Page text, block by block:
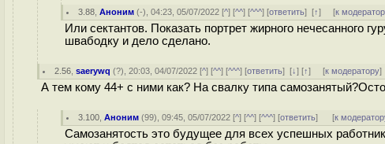
3.88 ,Аноним (-), 04:23, 05/07/2022 [^] [^^] [^^^] [ответить][↑] [к
Или сектантов. Показать портрет жирного нечесанного
швaбодку и дело сделано.
2.56 ,saerywq (?), 20:03, 04/07/2022 [^] [^^] [^^^] [ответить][↓] [↑] [к модератору]
А тем кому 44+ с ними как? На свалку типа
3.100 ,Аноним (99), 09:45, 05/07/2022 [^] [^^] [^^^] [ответить] [к
Самозанятость это будущее для всех успешных